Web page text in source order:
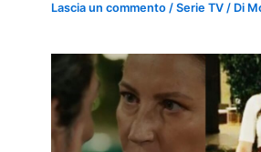
Lascia un commento /Serie TV / Di